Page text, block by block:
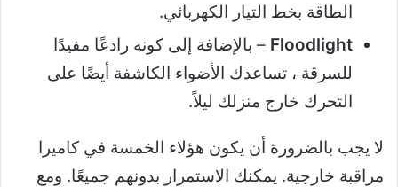
الطاقة بخط التيار الكهربائي.
Floodlight – بالإضافة إلى كونه رادعًا مفيدًا
للسرقة ، تساعدك الأضواء الكاشفة أيضًا على
التحرك خارج منزلك ليلاً.
لا يجب بالضرورة أن يكون هؤلاء الخمسة في كاميرا
مراقبة خارجية. يمكنك الاستمرار بدونهم جميعًا. ومع